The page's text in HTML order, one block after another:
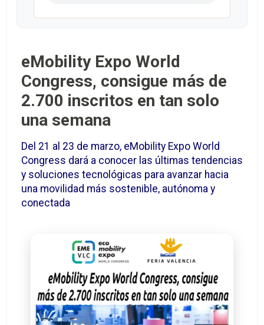
eMobility Expo World
Congress, consigue más de
2.700 inscritos en tan solo
una semana
Del 21 al 23 de marzo, eMobility Expo World
Congress dará a conocer las últimas tendencias
y soluciones tecnológicas para avanzar hacia
una movilidad más sostenible, autónoma y
conectada